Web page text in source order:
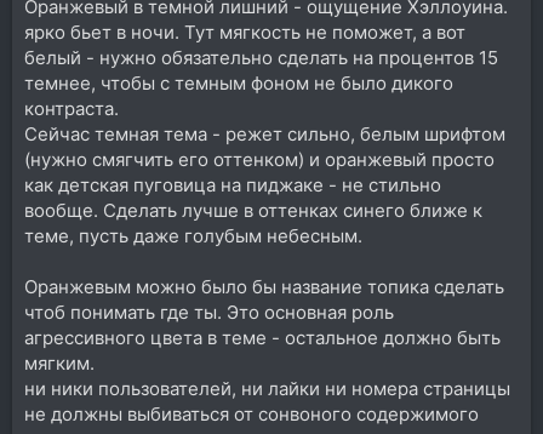
Оранжевый в темной лишний - ощущение Хэллоуина.
ярко бьет в ночи. Тут мягкость не поможет, а вот
белый - нужно обязательно сделать на процентов 15
темнее, чтобы с темным фоном не было дикого
контраста.
Сейчас темная тема - режет сильно, белым шрифтом
(нужно смягчить его оттенком) и оранжевый просто
как детская пуговица на пиджаке - не стильно
вообще. Сделать лучше в оттенках синего ближе к
теме, пусть даже голубым небесным.
Оранжевым можно было бы название топика сделать
чтоб понимать где ты. Это основная роль
агрессивного цвета в теме - остальное должно быть
мягким.
ни ники пользователей, ни лайки ни номера страницы
не должны выбиваться от сонвоного содержимого